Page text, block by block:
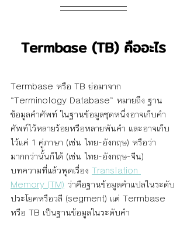
Termbase (TB) คืออะไร
Termbase หรือ TB ย่อมาจาก
“Terminology Database” หมายถึง ฐาน
ข้อมูลคำศัพท์ ในฐานข้อมูลชุดหนึ่งอาจเก็บคำ
ศัพท์ไว้หลายร้อยหรือหลายพันคำ และอาจเก็บ
ไว้แค่ 1 คู่ภาษา (เช่น ไทย-อังกฤษ) หรือว่า
มากกว่านั้นก็ได้ (เช่น ไทย-อังกฤษ-จีน)
บทความที่แล้วพูดเรื่อง Translation
Memory (TM) ว่าคือฐานข้อมูลคำแปลในระดับ
ประโยคหรือวลี (segment) แต่ Termbase
หรือ TB เป็นฐานข้อมูลในระดับคำ